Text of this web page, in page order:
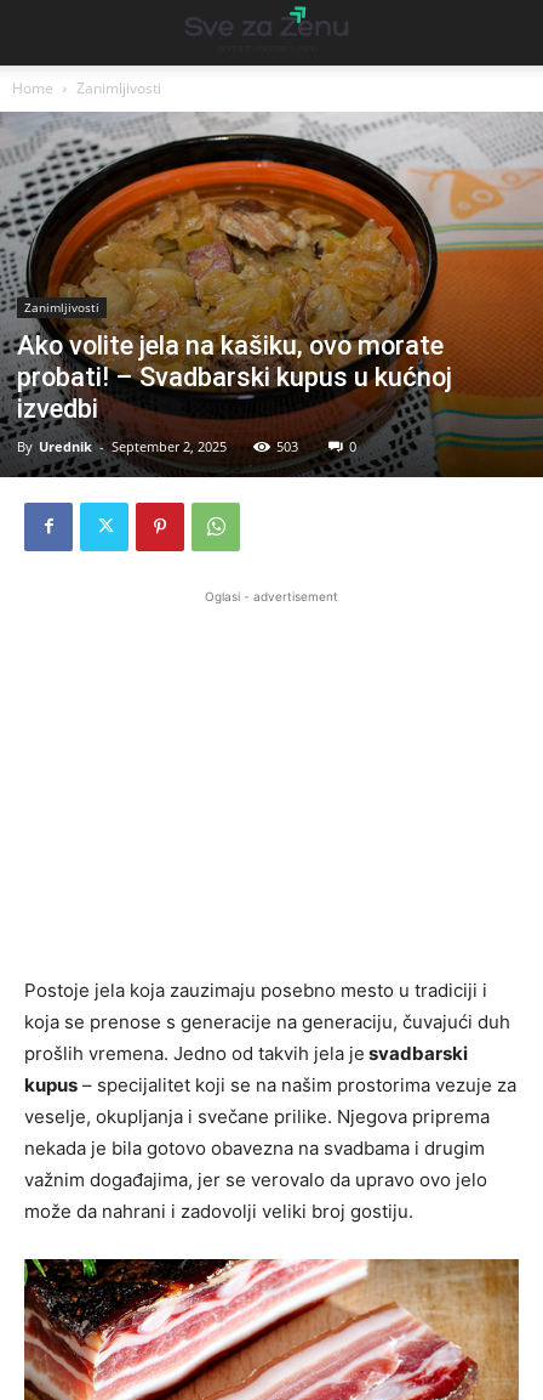
Home Zanimljivosti
Zanimljivosti
Ako volite jela na kašiku, ovo morate
probati! – Svadbarski kupus u kućnoj
izvedbi
By Urednik - September 2, 2025 503 0
Oglasi - advertisement
Postoje jela koja zauzimaju posebno mesto u tradiciji i
koja se prenose s generacije na generaciju, čuvajući duh
prošlih vremena. Jedno od takvih jela je svadbarski
kupus – specijalitet koji se na našim prostorima vezuje za
veselje, okupljanja i svečane prilike. Njegova priprema
nekada je bila gotovo obavezna na svadbama i drugim
važnim događajima, jer se verovalo da upravo ovo jelo
može da nahrani i zadovolji veliki broj gostiju.